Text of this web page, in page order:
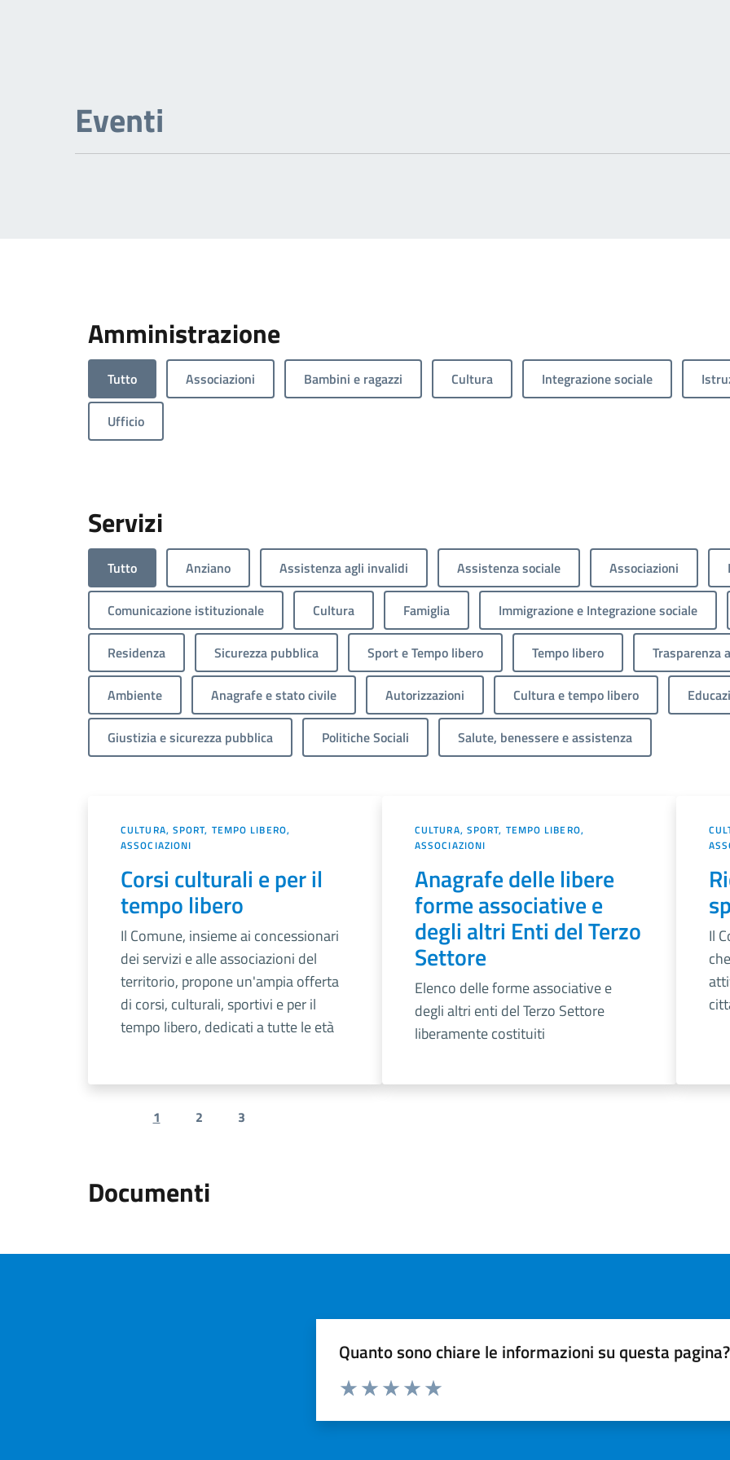
Eventi
Amministrazione
Tutto Associazioni Bambini e ragazzi Cultura Integrazione sociale
Ufficio
Servizi
Tutto Anziano Assistenza agli invalidi Assistenza sociale Associazioni
Comunicazione istituzionale Cultura Famiglia Immigrazione e Integrazione sociale
Residenza Sicurezza pubblica Sport e Tempo libero Tempo libero Trasparenza
Ambiente Anagrafe e stato civile Autorizzazioni Cultura e tempo libero
Giustizia e sicurezza pubblica Politiche Sociali Salute, benessere e assistenza
CULTURA, SPORT, TEMPO LIBERO,
ASSOCIAZIONI
Corsi culturali e per il
tempo libero
Il Comune, insieme ai concessionari
dei servizi e alle associazioni del
territorio, propone un'ampia offerta
di corsi, culturali, sportivi e per il
tempo libero, dedicati a tutte le età
CULTURA, SPORT, TEMPO LIBERO,
ASSOCIAZIONI
Anagrafe delle libere
forme associative e
degli altri Enti del Terzo
Settore
Elenco delle forme associative e
degli altri enti del Terzo Settore
liberamente costituiti
Il
Previous page
1 2 3
Documenti
Quanto sono chiare le informazioni su questa pagina?
Valuta da 1 a 5 stelle la pagina